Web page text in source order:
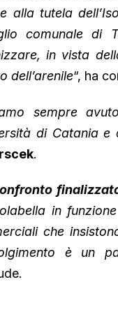
alla tutela
comunale di
in vista
dell’arenile“, ha
sempre
di Catania
.
in
che
è un